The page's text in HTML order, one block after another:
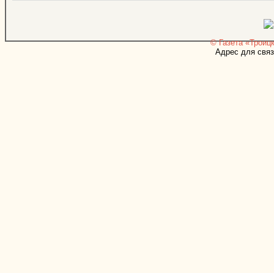
© Газета
Адрес для